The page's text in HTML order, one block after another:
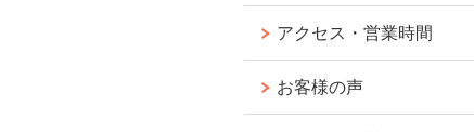
アクセス・営業時間
お客様の声